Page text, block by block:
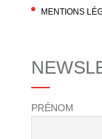
MENTIONS
PRÉNOM